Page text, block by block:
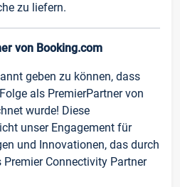
zu liefern.
von Booking.com
geben zu können, dass
als PremierPartner von
wurde! Diese
unser Engagement für
und Innovationen, das durch
Connectivity Partner